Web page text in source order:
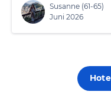
Susanne (61-65)
Juni 2026